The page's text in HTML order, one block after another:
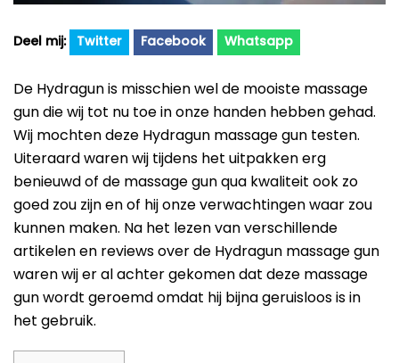
Hyperice
Massagerr
MUSCQLER
Northwall
Sanbo
Theragun
Tunturi
Algemeen
Massagetypes
Technologie
Twitter Facebook Whatsapp
De Hydragun is misschien wel de mooiste massage
gun die wij tot nu toe in onze handen hebben gehad.
Wij mochten deze Hydragun massage gun testen.
Uiteraard waren wij tijdens het uitpakken erg
benieuwd of de massage gun qua kwaliteit ook zo
goed zou zijn en of hij onze verwachtingen waar zou
kunnen maken. Na het lezen van verschillende
artikelen en reviews over de Hydragun massage gun
waren wij er al achter gekomen dat deze massage
gun wordt geroemd omdat hij bijna geruisloos is in
het gebruik.